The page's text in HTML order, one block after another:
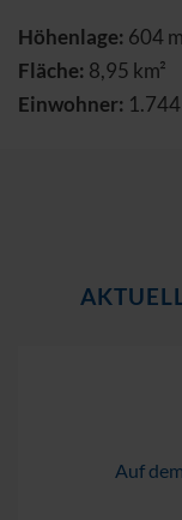
Höhenlage: 604
Fläche: 8,95 km²
Einwohner: 1.744
Auf